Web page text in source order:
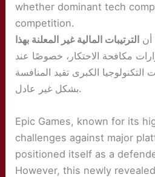
whether dominant tech
competition.
أن الترتيبات المالية غير المعلنة بهذا
مكافحة الاحتكار، خصوصًا عند
الكبرى تقيد المنافسة
بشكل غير عادل.
Epic Games, known for its
challenges against major
positioned itself as a
However, this newly